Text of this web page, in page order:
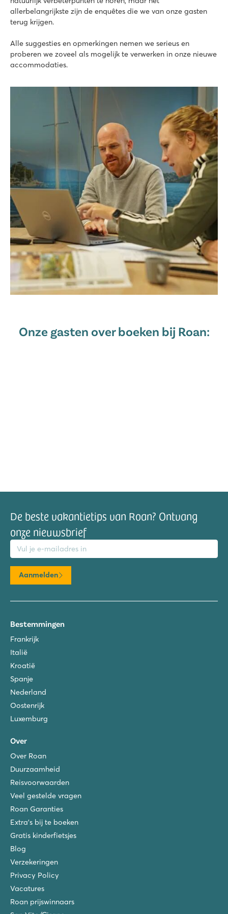
allerbelangrijkste zijn de enquêtes die we van onze gasten
terug krijgen.
Alle suggesties en opmerkingen nemen we serieus en
proberen we zoveel als mogelijk te verwerken in onze nieuwe
accommodaties.
Onze gasten over boeken bij Roan:
De beste vakantietips van Roan? Ontvang
onze nieuwsbrief
Aanmelden
Bestemmingen
Frankrijk
Italië
Kroatië
Spanje
Nederland
Oostenrijk
Luxemburg
Over
Over Roan
Duurzaamheid
Reisvoorwaarden
Veel gestelde vragen
Roan Garanties
Extra's bij te boeken
Gratis kinderfietsjes
Blog
Verzekeringen
Privacy Policy
Vacatures
Roan prijswinnaars